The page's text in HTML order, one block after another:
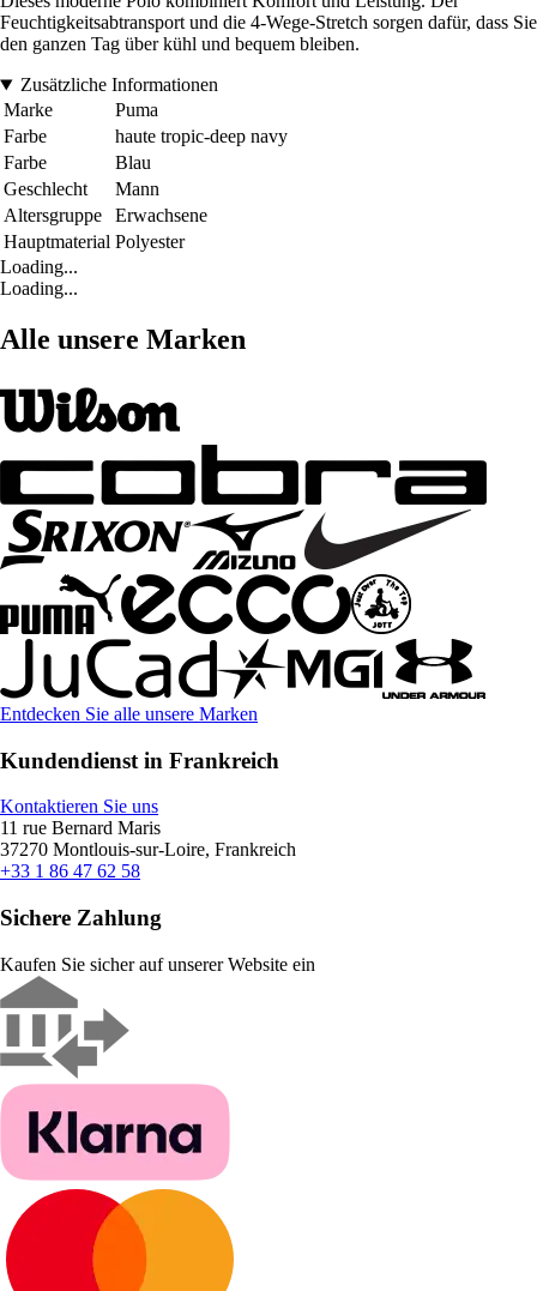
Feuchtigkeitsabtransport und die 4-Wege-Stretch sorgen dafür, dass Sie
den ganzen Tag über kühl und bequem bleiben.
Zusätzliche Informationen
Marke
Puma
Farbe
haute tropic-deep navy
Farbe
Blau
Geschlecht
Mann
Altersgruppe
Erwachsene
Hauptmaterial Polyester
Loading...
Loading...
Alle unsere Marken
Entdecken Sie alle unsere Marken
Kundendienst in Frankreich
Kontaktieren Sie uns
11 rue Bernard Maris
37270 Montlouis-sur-Loire, Frankreich
+33 1 86 47 62 58
Sichere Zahlung
Kaufen Sie sicher auf unserer Website ein